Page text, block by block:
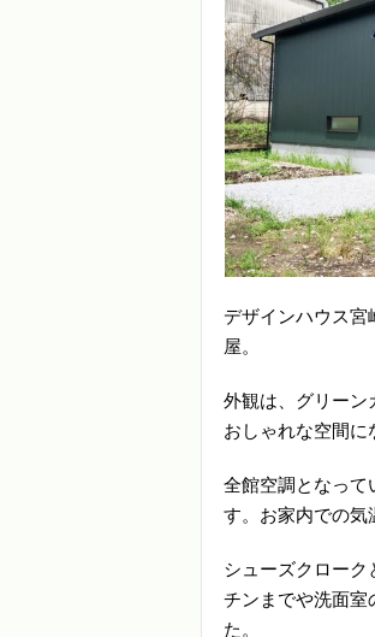
デザインハウス
屋。
外観は、グリーン
おしゃれな空間に
全館空調となって
す。お家内での気
シューズクローク
チンまでや洗面室
た。